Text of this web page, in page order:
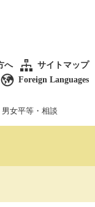
へ
サイトマップ
Foreign Languages
男女平等・相談